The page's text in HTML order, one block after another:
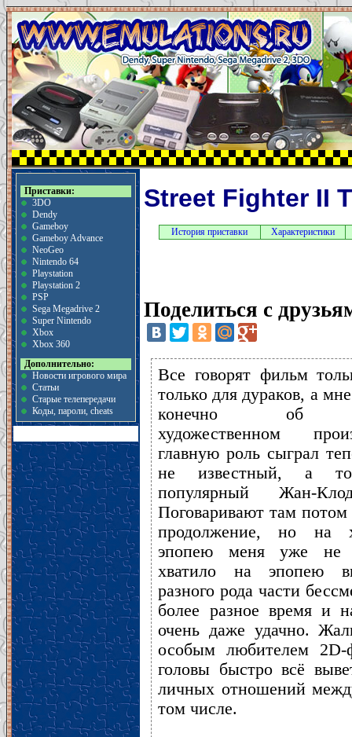
Приставки:
3DO
Dendy
Gameboy
Gameboy Advance
NeoGeo
Nintendo 64
Playstation
Playstation 2
PSP
Sega Megadrive 2
Super Nintendo
Xbox
Xbox 360
Дополнительно:
Новости игрового мира
Статьи
Старые телепередачи
Коды, пароли, cheats
Street Fighter II
История приставки Характеристики
Поделиться с
Все говорят фильм
только для дураков, а
конечно об
художественном
главную роль сыграл
не известный, а
популярный Жан-
Поговаривают там
продолжение, но на
эпопею меня уже не
хватило на эпопею
разного рода части
более разное время и
очень даже удачно.
особым любителем
головы быстро всё
личных отношений
том числе.